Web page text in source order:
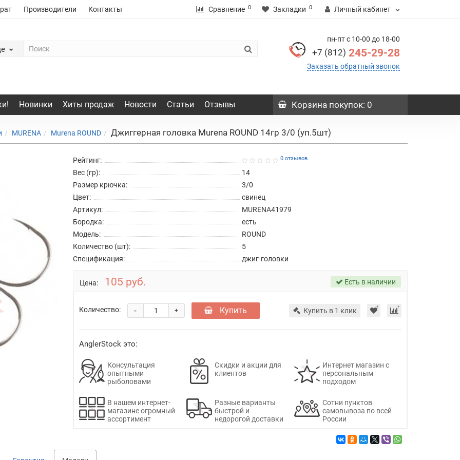
Производители Контакты Сравнение 0 Закладки 0 Личный кабинет
пн-пт с 10-00 до 18-00
+7 (812) 245-29-28
Заказать обратный звонок
Новинки Хиты продаж Новости Статьи Отзывы Корзина покупок: 0
MURENA Murena ROUND Джиггерная головка Murena ROUND 14гр 3/0 (уп.5шт)
Рейтинг: 0 отзывов
Вес (гр):
14
Размер крючка:
3/0
Цвет:
свинец
Артикул:
MURENA41979
Бородка:
есть
Модель:
ROUND
Количество (шт):
5
Спецификация:
джиг-головки
Цена: 105 руб. Есть в наличии
Количество: +
- Купить Купить в 1 клик
AnglerStock это:
Консультация
опытными
рыболовами
Скидки и акции для
клиентов
Интернет магазин с
персональным
подходом
В нашем интернет-
магазине огромный
ассортимент
Разные варианты
быстрой и
недорогой доставки
Сотни пунктов
самовывоза по всей
России